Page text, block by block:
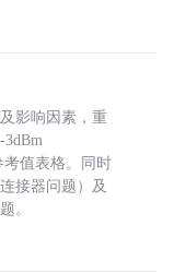
影响因素，重
3dBm
考值表格。同时
接器问题）及
。